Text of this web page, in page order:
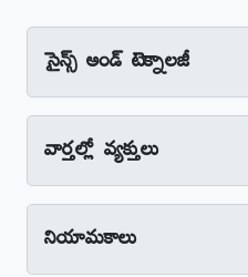
సైన్స్‌ అండ్‌ టెక్నాలజీ
వార్తల్లో వ్యక్తులు
నియామకాలు